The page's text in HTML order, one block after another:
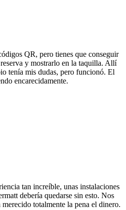
QR, pero tienes que conseguir
y mostrarlo en la taquilla. Allí
tenía mis dudas, pero funcionó. El
encarecidamente.
tan increíble, unas instalaciones
debería quedarse sin esto. Nos
totalmente la pena el dinero.